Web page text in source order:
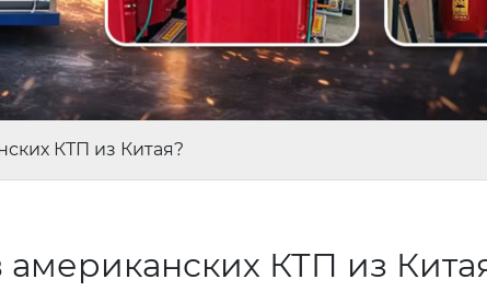
КТП из Китая?
американских КТП из